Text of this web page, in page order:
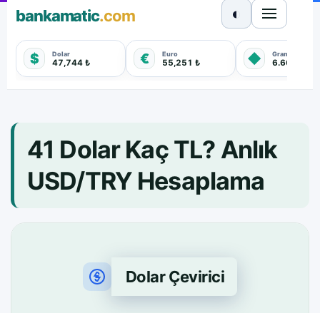
bankamatic.com
$ Dolar
47,744 ₺ € Euro
55,251 ₺ ◆ Gram Altın
6.660,550
◐
41 Dolar Kaç TL? Anlık
USD/TRY Hesaplama
Dolar Çevirici